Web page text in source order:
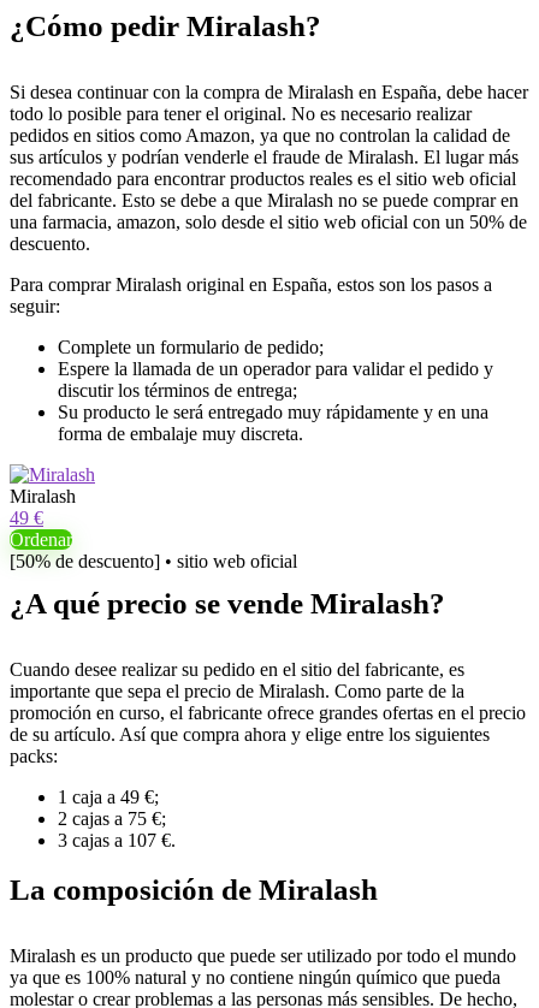
¿Cómo pedir Miralash?
Si desea continuar con la compra de Miralash en España, debe hacer
todo lo posible para tener el original. No es necesario realizar
pedidos en sitios como Amazon, ya que no controlan la calidad de
sus artículos y podrían venderle el fraude de Miralash. El lugar más
recomendado para encontrar productos reales es el sitio web oficial
del fabricante. Esto se debe a que Miralash no se puede comprar en
una farmacia, amazon, solo desde el sitio web oficial con un 50% de
descuento.
Para comprar Miralash original en España, estos son los pasos a
seguir:
Complete un formulario de pedido;
Espere la llamada de un operador para validar el pedido y
discutir los términos de entrega;
Su producto le será entregado muy rápidamente y en una
forma de embalaje muy discreta.
Miralash
49 €
Ordenar
[50% de descuento] • sitio web oficial
¿A qué precio se vende Miralash?
Cuando desee realizar su pedido en el sitio del fabricante, es
importante que sepa el precio de Miralash. Como parte de la
promoción en curso, el fabricante ofrece grandes ofertas en el precio
de su artículo. Así que compra ahora y elige entre los siguientes
packs:
1 caja a 49 €;
2 cajas a 75 €;
3 cajas a 107 €.
La composición de Miralash
Miralash es un producto que puede ser utilizado por todo el mundo
ya que es 100% natural y no contiene ningún químico que pueda
molestar o crear problemas a las personas más sensibles. De hecho,